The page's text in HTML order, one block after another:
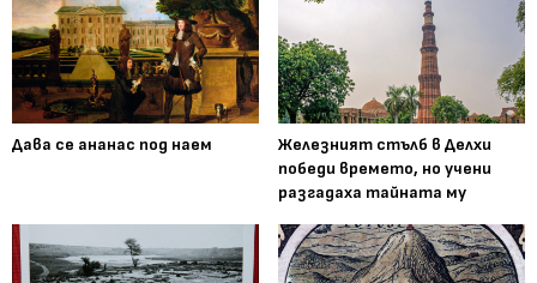
Дава се ананас под наем
Железният стълб в Делхи
победи времето, но учени
разгадаха тайната му